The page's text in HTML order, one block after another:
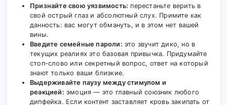
Признайте свою уязвимость: перестаньте верить в
свой острый глаз и абсолютный слух. Примите как
данность: вас могут обмануть, и в этом нет вашей
вины.
Введите семейные пароли: это звучит дико, но в
текущих реалиях это базовая привычка. Придумайте
стоп-слово или секретный вопрос, ответ на который
знают только ваши близкие.
Выдерживайте паузу между стимулом и
реакцией: эмоция — это главный союзник любого
дипфейка. Если контент заставляет кровь закипать от